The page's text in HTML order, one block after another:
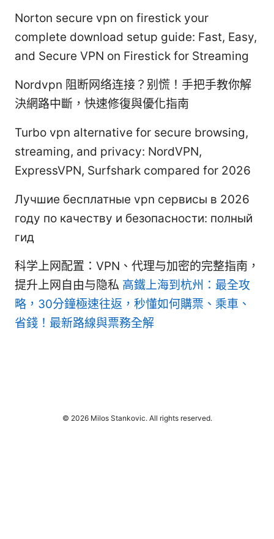
Norton secure vpn on firestick your
complete download setup guide: Fast, Easy,
and Secure VPN on Firestick for Streaming
Nordvpn 阻断网络连接？别慌！手把手教你解
決網路中斷，快速修復與優化指南
Turbo vpn alternative for secure browsing,
streaming, and privacy: NordVPN,
ExpressVPN, Surfshark compared for 2026
Лучшие бесплатные vpn сервисы в 2026
году по качеству и безопасности: полный
гид
科学上网配置：VPN、代理与加密的完整指南，
提升上网自由与隐私 高鐵上海到杭州：最全攻
略，30分鐘極速往返，秒懂如何購票、乘車、
省錢！最新路線與票務全解
© 2026 Milos Stankovic. All rights reserved.